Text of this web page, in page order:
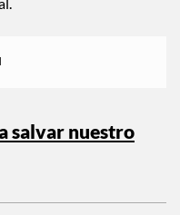
salvar nuestro